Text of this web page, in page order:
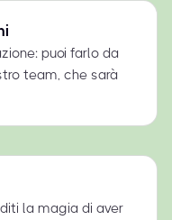
puoi farlo da
team, che sarà
la magia di aver